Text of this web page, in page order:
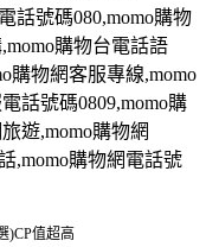
話號碼080,momo購物
,momo購物台電話語
購物網客服專線,momo
話號碼0809,momo購
遊,momo購物網
,momo購物網電話號
)CP值超高